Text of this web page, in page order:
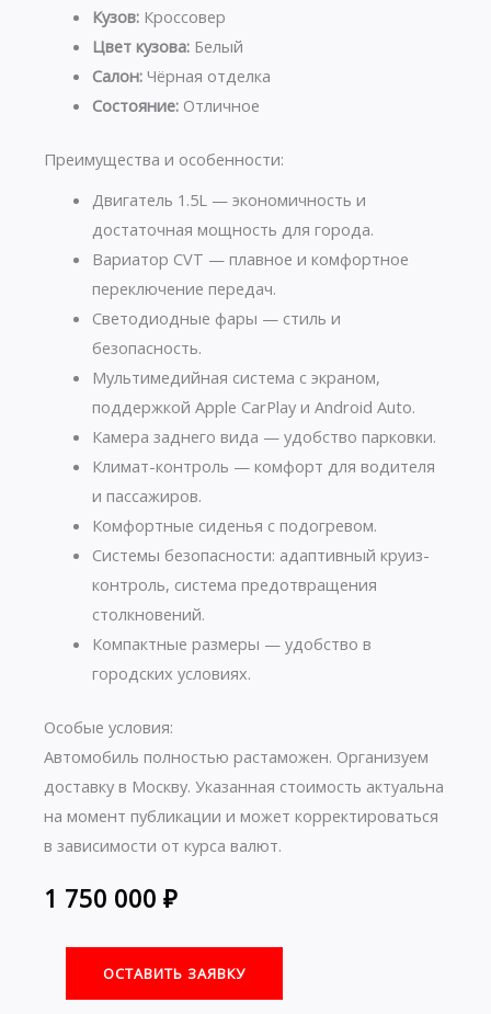
Кузов:Кроссовер
Цвет кузова:Белый
Салон:Чёрная отделка
Состояние:Отличное
Преимущества и особенности:
Двигатель 1.5L — экономичность и
достаточная мощность для города.
Вариатор CVT — плавное и комфортное
переключение передач.
Светодиодные фары — стиль и
безопасность.
Мультимедийная система с экраном,
поддержкой Apple CarPlay и Android Auto.
Камера заднего вида — удобство парковки.
Климат-контроль — комфорт для водителя
и пассажиров.
Комфортные сиденья с подогревом.
Системы безопасности: адаптивный круиз-
контроль, система предотвращения
столкновений.
Компактные размеры — удобство в
городских условиях.
Особые условия:
Автомобиль полностью растаможен. Организуем
доставку в Москву. Указанная стоимость актуальна
на момент публикации и может корректироваться
в зависимости от курса валют.
1 750 000 ₽
ОСТАВИТЬ ЗАЯВКУ